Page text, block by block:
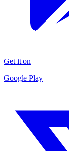
Get it on
Google Play